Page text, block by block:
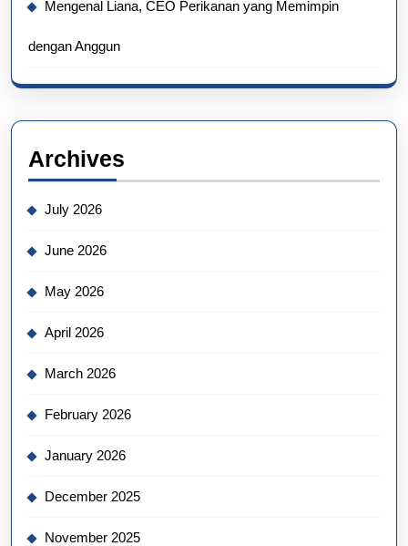
Mengenal Liana, CEO Perikanan yang Memimpin
dengan Anggun
Archives
July 2026
June 2026
May 2026
April 2026
March 2026
February 2026
January 2026
December 2025
November 2025